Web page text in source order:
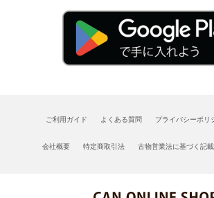
ご利用ガイド よくある質問 プライバシーポリ
会社概要 特定商取引法 古物営業法に基づく記載